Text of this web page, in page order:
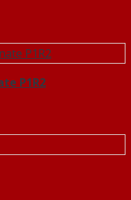
P1R2